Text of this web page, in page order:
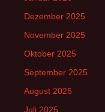
Dezember 2025
November 2025
Oktober 2025
September 2025
August 2025
Juli 2025